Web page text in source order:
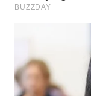
WN
WN
SEMARANG